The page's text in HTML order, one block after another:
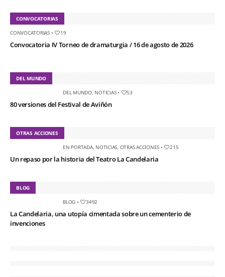
CONVOCATORIAS
CONVOCATORIAS• 19
Convocatoria IV Torneo de dramaturgia / 16 de agosto de 2026
DEL MUNDO
DEL MUNDO, NOTICIAS• 53
80 versiones del Festival de Aviñón
OTRAS ACCIONES
EN PORTADA, NOTICIAS OTRAS ACCIONES • 215
Un repaso por la historia del Teatro La Candelaria
BLOG
BLOG • 3492
La Candelaria, una utopía cimentada sobre un cementerio de
invenciones